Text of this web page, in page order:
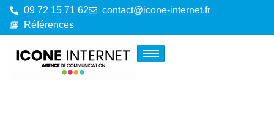
09 72 15 71 62
contact@icone-internet.fr
Références